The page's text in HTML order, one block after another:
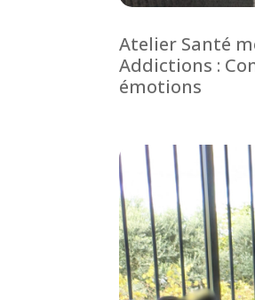
Atelier Santé
Addictions :
émotions